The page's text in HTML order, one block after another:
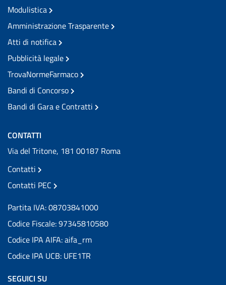
Modulistica
Amministrazione Trasparente
Atti di notifica
Pubblicità legale
TrovaNormeFarmaco
Bandi di Concorso
Bandi di Gara e Contratti
CONTATTI
Via del Tritone, 181 00187 Roma
Contatti
Contatti PEC
Partita IVA: 08703841000
Codice Fiscale: 97345810580
Codice IPA AIFA: aifa_rm
Codice IPA UCB: UFE1TR
SEGUICI SU